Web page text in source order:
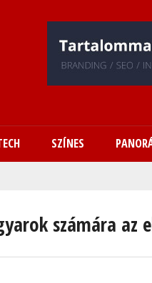
tartalomra
SZÍNES
számára az